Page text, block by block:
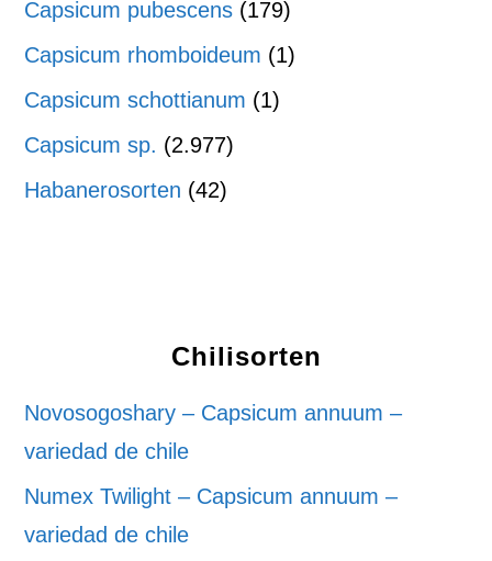
Capsicum pubescens (179)
Capsicum rhomboideum (1)
Capsicum schottianum (1)
Capsicum sp. (2.977)
Habanerosorten (42)
Chilisorten
Novosogoshary – Capsicum annuum –
variedad de chile
Numex Twilight – Capsicum annuum –
variedad de chile